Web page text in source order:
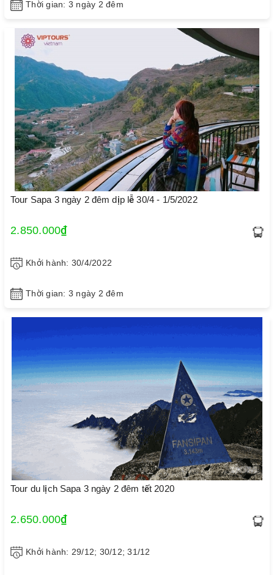
Thời gian: 3 ngày 2 đêm
Tour Sapa 3 ngày 2 đêm dịp lễ 30/4 - 1/5/2022
2.850.000₫
Khởi hành: 30/4/2022
Thời gian: 3 ngày 2 đêm
Tour du lịch Sapa 3 ngày 2 đêm tết 2020
2.650.000₫
Khởi hành: 29/12; 30/12; 31/12